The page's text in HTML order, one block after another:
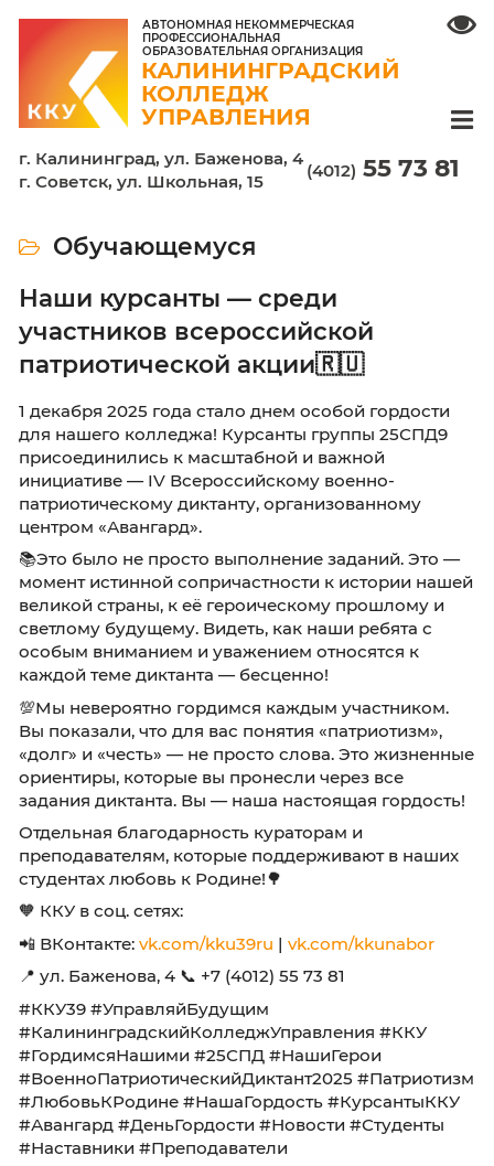
АВТОНОМНАЯ НЕКОММЕРЧЕСКАЯ
ПРОФЕССИОНАЛЬНАЯ
ОБРАЗОВАТЕЛЬНАЯ ОРГАНИЗАЦИЯ
КАЛИНИНГРАДСКИЙ
КОЛЛЕДЖ
г. Калининград, ул. Баженова, 4
Обучающемуся
Наши курсанты — среди
патриотической акции🇷🇺
1 декабря 2025 года стало днем особой
для нашего колледжа! Курсанты группы
присоединились к масштабной и важной
инициативе — IV Всероссийскому военно-
патриотическому диктанту,
центром «Авангард».
📚Это было не просто выполнение заданий.
великой страны, к её героическому
светлому будущему. Видеть, как наши
особым вниманием и уважением относятся
каждой теме диктанта — бесценно!
💯Мы невероятно гордимся каждым
Вы показали, что для вас понятия
«долг» и «честь» — не просто слова. Это
ориентиры, которые вы пронесли через все
задания диктанта. Вы — наша настоящая
Отдельная благодарность кураторам и
преподавателям, которые поддерживают в
студентах любовь к Родине!🌳
🧡 ККУ в соц. сетях:
📲 ВКонтакте:vk.com/kku39ru|vk.com/